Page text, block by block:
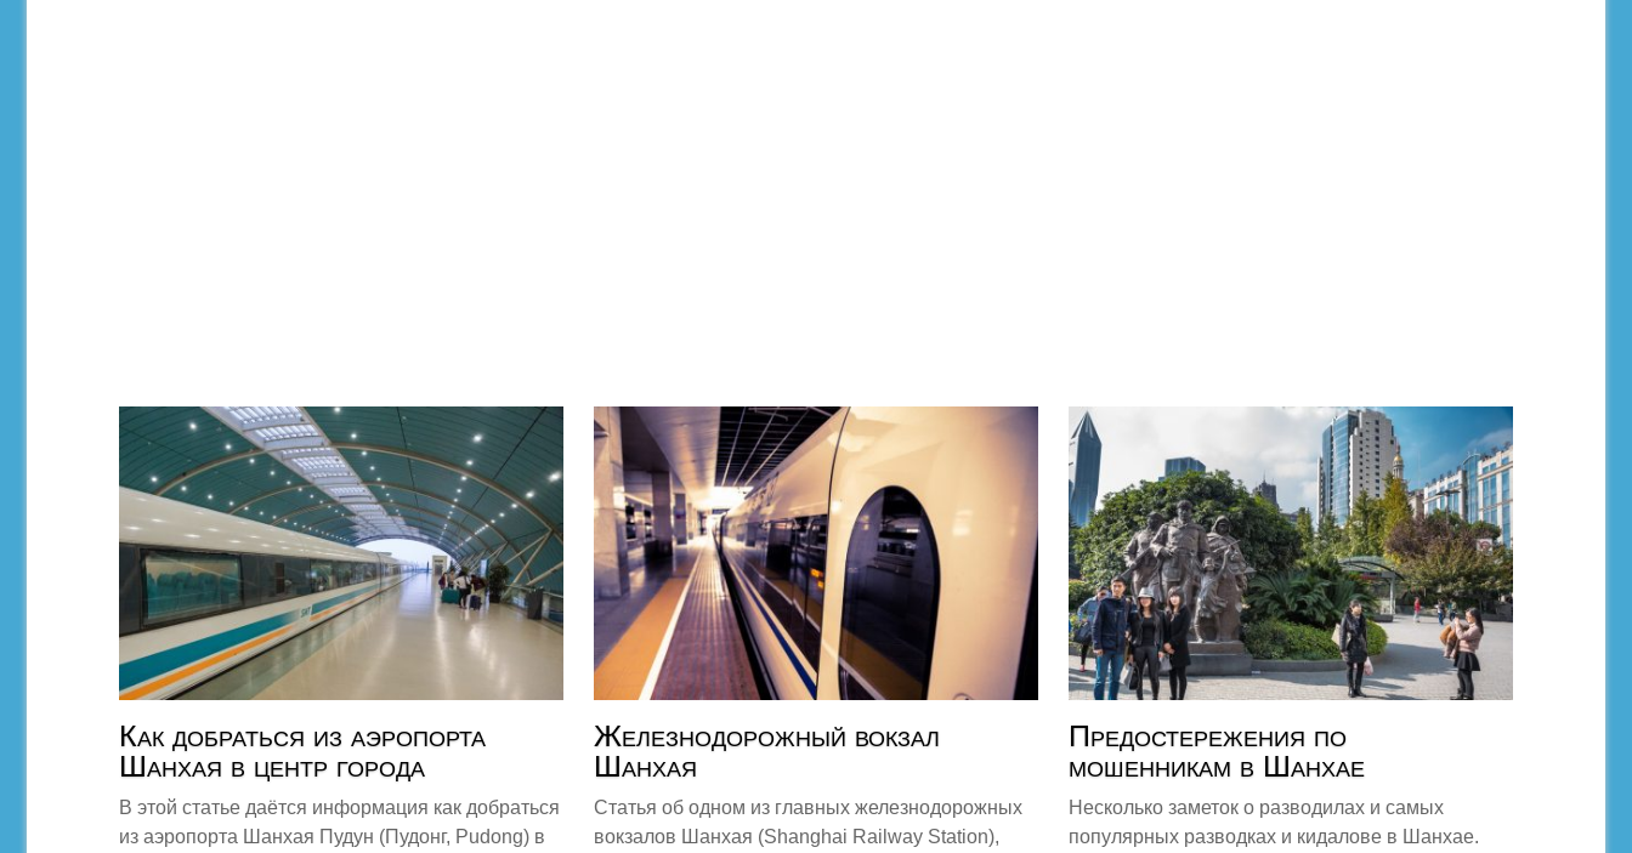
Как добраться из аэропорта
Шанхая в центр города
В этой статье даётся информация как добраться
из аэропорта Шанхая Пудун (Пудонг, Pudong) в
Железнодорожный вокзал
Шанхая
Статья об одном из главных железнодорожных
вокзалов Шанхая (Shanghai Railway Station),
Предостережения по
мошенникам в Шанхае
Несколько заметок о разводилах и самых
популярных разводках и кидалове в Шанхае.